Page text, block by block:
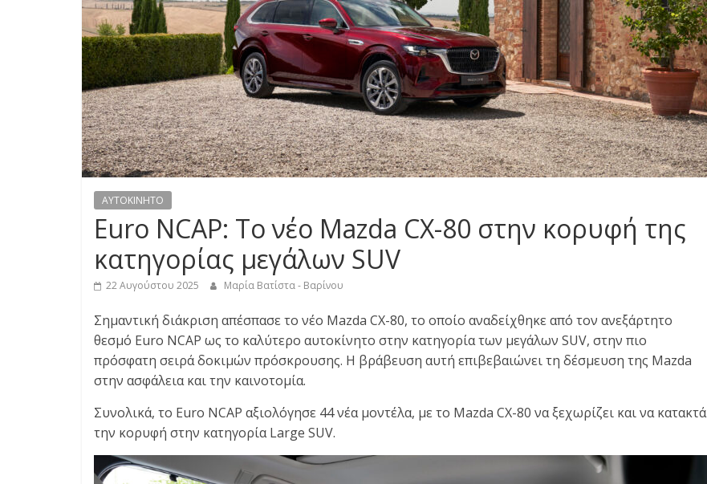
S
S
C
A
R
S
,
AYTOKINHTO
Euro NCAP: Το νέο Mazda CX-80 στην κορυφή της
κατηγορίας μεγάλων SUV
22 Αυγούστου 2025 Μαρία Βατίστα - Βαρίνου
Σημαντική διάκριση απέσπασε το νέο Mazda CX-80, το οποίο αναδείχθηκε από τον ανεξάρτητο
θεσμό Euro NCAP ως το καλύτερο αυτοκίνητο στην κατηγορία των μεγάλων SUV, στην πιο
πρόσφατη σειρά δοκιμών πρόσκρουσης. Η βράβευση αυτή επιβεβαιώνει τη δέσμευση της Mazda
στην ασφάλεια και την καινοτομία.
Συνολικά, το Euro NCAP αξιολόγησε 44 νέα μοντέλα, με το Mazda CX-80 να ξεχωρίζει και να κατακτά
την κορυφή στην κατηγορία Large SUV.